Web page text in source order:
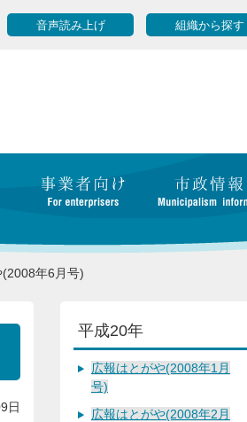
音声読み上げ 組織から探す
年6月号)
日
平成20年
広報はとがや(2008年1月
号)
広報はとがや(2008年2月